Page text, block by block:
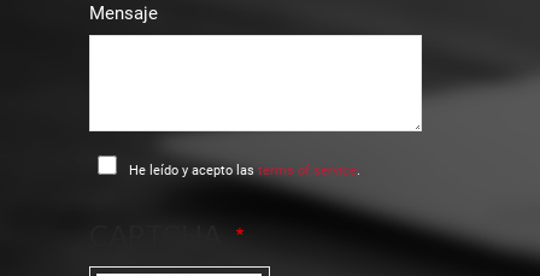
Mensaje
He leído y acepto las terms of service.